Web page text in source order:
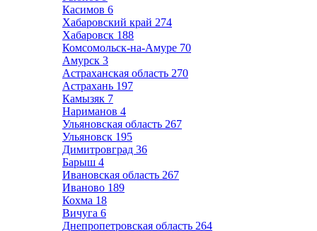
Касимов 6
Хабаровский край 274
Хабаровск 188
Комсомольск-на-Амуре 70
Амурск 3
Астраханская область 270
Астрахань 197
Камызяк 7
Нариманов 4
Ульяновская область 267
Ульяновск 195
Димитровград 36
Барыш 4
Ивановская область 267
Иваново 189
Кохма 18
Вичуга 6
Днепропетровская область 264